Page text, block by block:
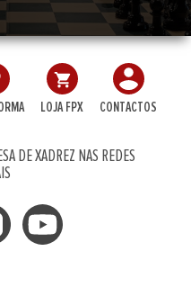
LOJA FPX CONTACTOS
DE XADREZ NAS REDES